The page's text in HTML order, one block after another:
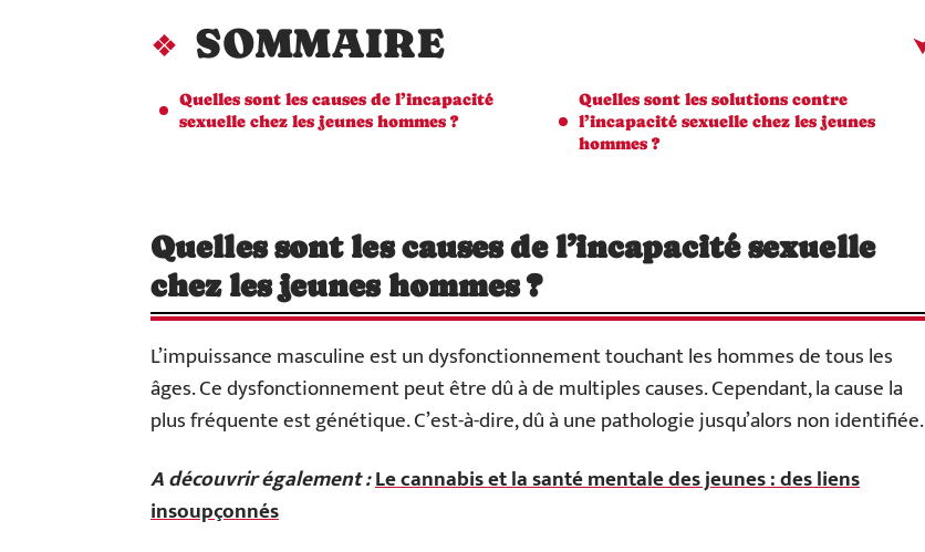
SOMMAIRE
Quelles sont les causes de l’incapacité
sexuelle chez les jeunes hommes ?
Quelles sont les solutions contre
l’incapacité sexuelle chez les jeunes
hommes ?
Quelles sont les causes de l’incapacité sexuelle
chez les jeunes hommes ?
L’impuissance masculine est un dysfonctionnement touchant les hommes de tous les
âges. Ce dysfonctionnement peut être dû à de multiples causes. Cependant, la cause la
plus fréquente est génétique. C’est-à-dire, dû à une pathologie jusqu’alors non identifiée.
A découvrir également :Le cannabis et la santé mentale des jeunes : des liens
insoupçonnés